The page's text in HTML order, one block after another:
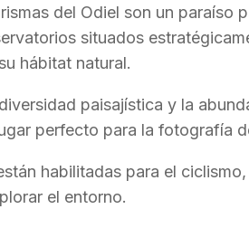
del Odiel son un paraíso
situados
hábitat natural.
paisajística y la
perfecto para la fotografía
habilitadas para el
el entorno.